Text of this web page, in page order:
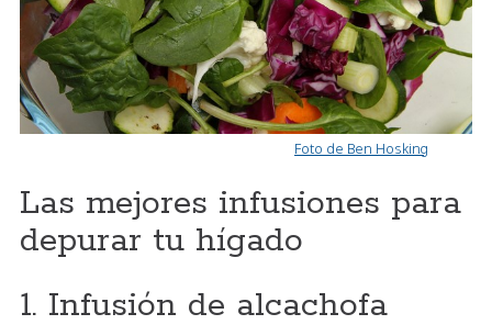
Foto de Ben Hosking
Las mejores infusiones para
depurar tu hígado
1. Infusión de alcachofa